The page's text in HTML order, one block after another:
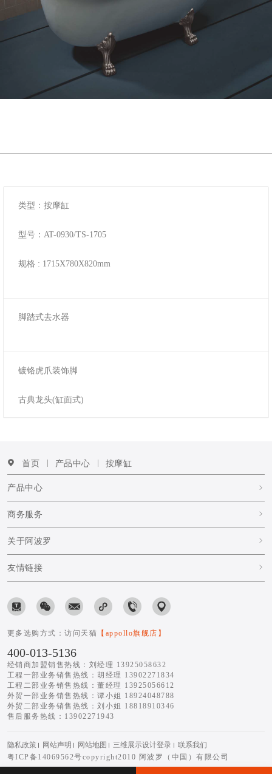
类型：按摩缸
型号：AT-0930/TS-1705
规格 : 1715X780X820mm
脚踏式去水器
镀铬虎爪装饰脚
古典龙头(缸面式)
首页 产品中心 按摩缸
产品中心
商务服务
关于阿波罗
友情链接
更多选购方式：访问天猫 【appollo旗舰店】
400-013-5136
经销商加盟销售热线：刘经理 13925058632
工程一部业务销售热线：胡经理 13902271834
工程二部业务销售热线：董经理 13925056612
外贸一部业务销售热线：谭小姐 18924048788
外贸二部业务销售热线：刘小姐 18818910346
售后服务热线：13902271943
隐私政策 网站声明 网站地图 三维展示设计登录
联系我们
粤ICP备14069562号copyright2010 阿波罗（中国）有限公司